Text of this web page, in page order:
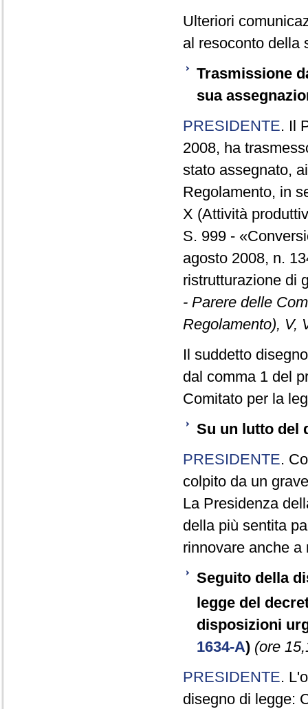
Ulteriori
al resoconto della
Trasmissione
sua
PRESIDENTE. Il
2008, ha
stato assegnato,
Regolamento, in
X (Attività
S. 999 -
agosto 2008, n.
ristrutturazione di
- Parere delle
Regolamento), V,
Il suddetto
dal comma 1 del
Comitato per la
Su un lutto del
PRESIDENTE.
colpito da un
La Presidenza
della più sentita
rinnovare anche
Seguito della
legge del
disposizioni
1634-A) (ore
PRESIDENTE.
disegno di legge: